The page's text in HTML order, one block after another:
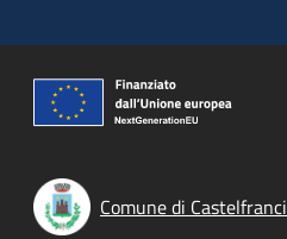
Comune di Castelfranci